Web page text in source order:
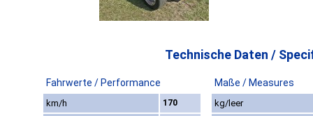
Technische Daten /
Fahrwerte / Performance Maße / Measures
km/h 170
kg/leer